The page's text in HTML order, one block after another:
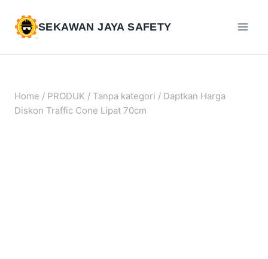
SEKAWAN JAYA SAFETY
Home / PRODUK / Tanpa kategori / Daptkan Harga
Diskon Traffic Cone Lipat 70cm